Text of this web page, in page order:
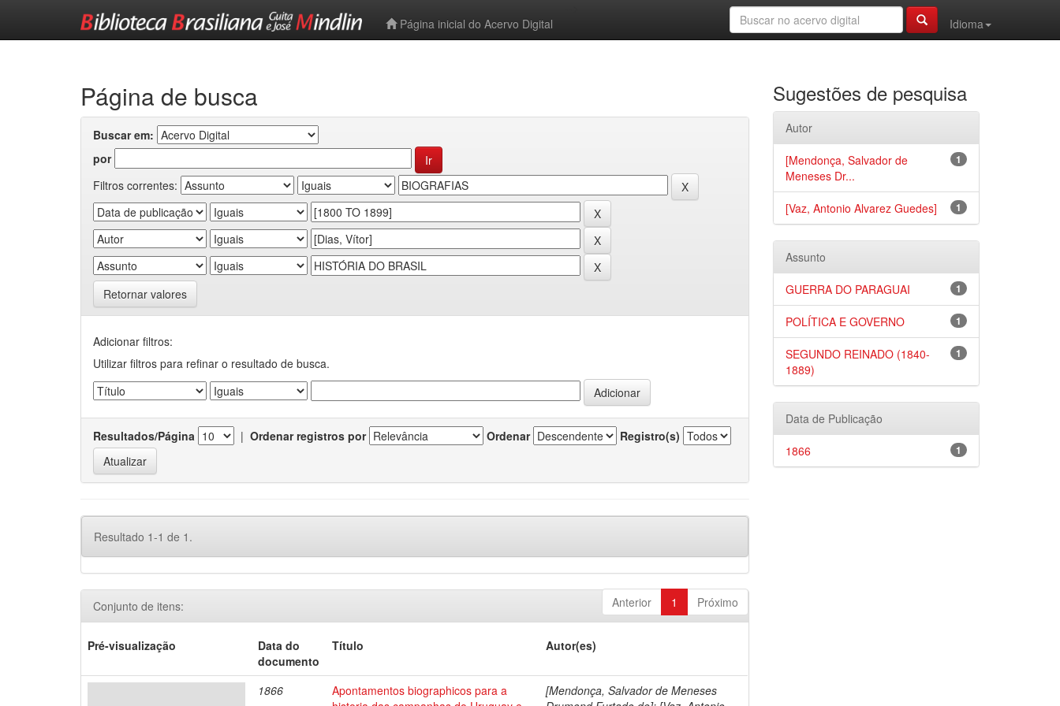
Página inicial do Acervo Digital
Idioma
Página de busca
Buscar em:
por
Filtros correntes:
Retornar valores
Adicionar filtros:
Utilizar filtros para refinar o resultado de busca.
Resultados/Página | Ordenar registros por Ordenar Registro(s)
Resultado 1-1 de 1.
Anterior 1 Próximo
Conjunto de itens:
Pré-visualização
Data do
documento
Título Autor(es)
1866
Apontamentos biographicos para a
[Mendonça, Salvador de Meneses
Sugestões de pesquisa
Autor
1
[Mendonça, Salvador de
Meneses Dr...
1
[Vaz, Antonio Alvarez Guedes]
Assunto
1
GUERRA DO PARAGUAI
1
POLÍTICA E GOVERNO
1
SEGUNDO REINADO (1840-
1889)
Data de Publicação
1
1866